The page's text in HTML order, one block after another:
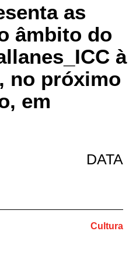
as
âmbito do
à
no próximo
em
DATA
Cultura